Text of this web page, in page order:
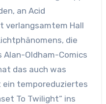
an Acid
verlangsamtem Hall
die
Oldham-Comics
das auch was
ein temporeduziertes
To Twilight“ ins